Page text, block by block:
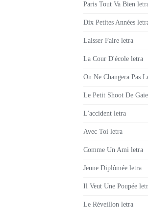
Paris Tout Va Bien
Dix Petites Années
Laisser Faire letra
La Cour D'école letra
On Ne Changera Pas
Le Petit Shoot De
L'accident letra
Avec Toi letra
Comme Un Ami letra
Jeune Diplômée letra
Il Veut Une Poupée
Le Réveillon letra